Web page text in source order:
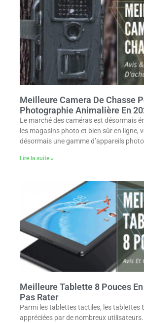
Meilleure Camera De Chasse
Photographie Animalière En
Le marché des caméras est désormais
les magasins photo et bien sûr en ligne,
désormais une gamme d’appareils
Lire la suite »
Meilleure Tablette 8 Pouces
Pas Rater
Parmi les tablettes tactiles, les tablettes
appréciées par de nombreux